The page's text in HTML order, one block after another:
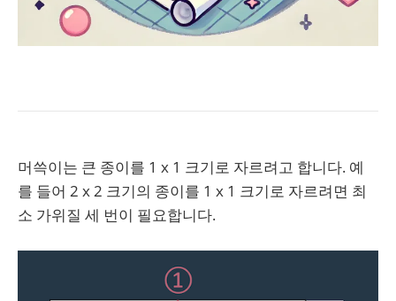
머쓱이는 큰 종이를 1 x 1 크기로 자르려고 합니다. 예
를 들어 2 x 2 크기의 종이를 1 x 1 크기로 자르려면 최
소 가위질 세 번이 필요합니다.